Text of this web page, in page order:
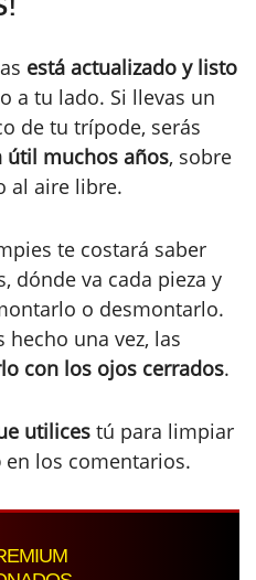
te costará saber
va cada pieza y
o desmontarlo.
una vez, las
utilicestú para limpiar
en los comentarios.